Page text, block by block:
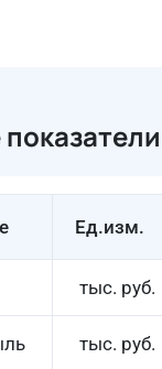
Ед.изм.
тыс. руб.
тыс. руб.